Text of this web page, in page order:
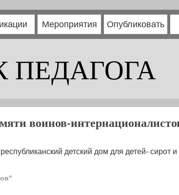
Мероприятия Опубликовать
ПЕДАГОГА
воинов-
детский дом для детей- сирот